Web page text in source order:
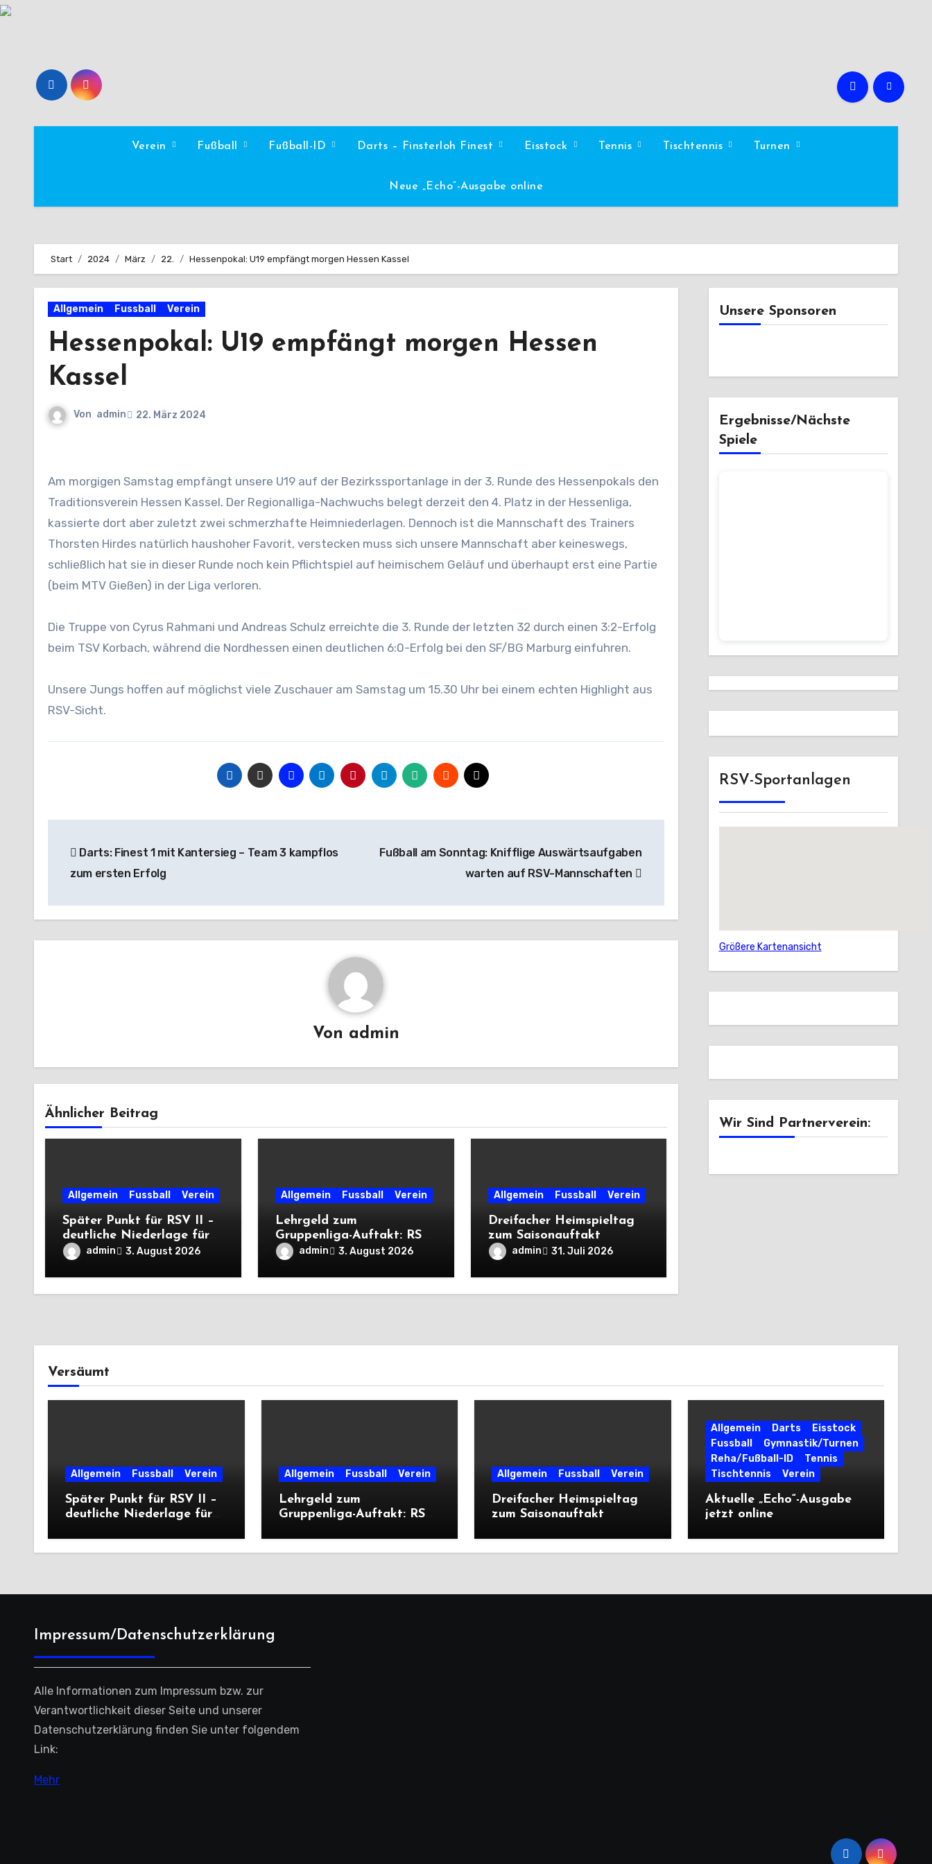
Zum
Verein Fußball Fußball-ID Darts – Finsterloh Finest Eisstock Tennis Tischtennis Turnen
Neue „Echo“-Ausgabe online
Start 2024 März 22. Hessenpokal: U19 empfängt morgen Hessen Kassel
Allgemein Fussball Verein
Hessenpokal: U19 empfängt morgen Hessen
Kassel
Von admin 22. März 2024
Am morgigen Samstag empfängt unsere U19 auf der Bezirkssportanlage in der 3. Runde des Hessenpokals den
Traditionsverein Hessen Kassel. Der Regionalliga-Nachwuchs belegt derzeit den 4. Platz in der Hessenliga,
kassierte dort aber zuletzt zwei schmerzhafte Heimniederlagen. Dennoch ist die Mannschaft des Trainers
Thorsten Hirdes natürlich haushoher Favorit, verstecken muss sich unsere Mannschaft aber keineswegs,
schließlich hat sie in dieser Runde noch kein Pflichtspiel auf heimischem Geläuf und überhaupt erst eine Partie
(beim MTV Gießen) in der Liga verloren.
Die Truppe von Cyrus Rahmani und Andreas Schulz erreichte die 3. Runde der letzten 32 durch einen 3:2-Erfolg
beim TSV Korbach, während die Nordhessen einen deutlichen 6:0-Erfolg bei den SF/BG Marburg einfuhren.
Unsere Jungs hoffen auf möglichst viele Zuschauer am Samstag um 15.30 Uhr bei einem echten Highlight aus
RSV-Sicht.
Darts: Finest 1 mit Kantersieg – Team 3 kampflos
zum ersten Erfolg
Fußball am Sonntag: Knifflige Auswärtsaufgaben
warten auf RSV-Mannschaften
Von admin
Ähnlicher Beitrag
Allgemein Fussball Verein
Später Punkt für RSV II –
deutliche Niederlage für
die Dritte
admin 3. August 2026
Allgemein Fussball Verein
Lehrgeld zum
Gruppenliga-Auftakt: RSV
unterliegt Cleeberg
deutlich
admin 3. August 2026
Allgemein Fussball Verein
Dreifacher Heimspieltag
zum Saisonauftakt
admin 31. Juli 2026
Unsere Sponsoren
Ergebnisse/Nächste
Spiele
RSV-Sportanlagen
Größere Kartenansicht
Wir Sind Partnerverein:
Versäumt
Allgemein Fussball Verein
Später Punkt für RSV II –
deutliche Niederlage für
Allgemein Fussball Verein
Lehrgeld zum
Gruppenliga-Auftakt: RSV
deutlich
Allgemein Fussball Verein
Dreifacher Heimspieltag
zum Saisonauftakt
Allgemein Darts
Eisstock
Fussball
Gymnastik/Turnen
Reha/Fußball-ID
Tennis
Tischtennis
Verein
Aktuelle „Echo“-Ausgabe
jetzt online
Impressum/Datenschutzerklärung
Alle Informationen zum Impressum bzw. zur
Verantwortlichkeit dieser Seite und unserer
Datenschutzerklärung finden Sie unter folgendem
Link:
Mehr